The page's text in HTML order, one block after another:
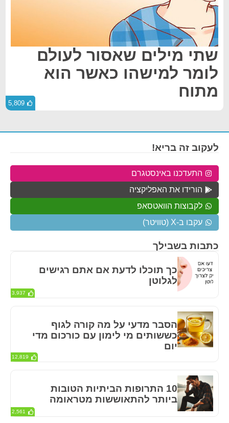
שתי מילים שאסור לעולם
לומר למישהו כאשר הוא
מתוח
5,809
כתבות בשבילך
כך תוכלו לדעת אם אתם רגישים
לגלוטן
3,937
הסבר מדעי על מה קורה לגוף
כששותים מי לימון עם כורכום מדי
יום
12,819
10 התרופות הביתיות הטובות
ביותר להתאוששות מטראומה
2,561
לעקוב זה בריא!
התעדכנו באינסטגרם
הורידו את האפליקציה
לקבוצות הוואטסאפ
עקבו ב-X (טוויטר)